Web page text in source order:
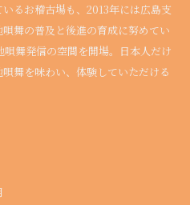
るお稽古場も、2013年には広島支
舞の普及と後進の育成に努めてい
舞発信の空間を開場。日本人だけ
舞を味わい、体験していただける